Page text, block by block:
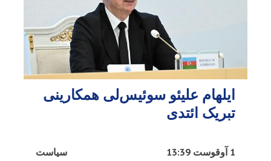
ایلهام علیئو سوئیس‌لی همکارینی
تبریک ائتدی
سیاست 1 آوقوست 13:39